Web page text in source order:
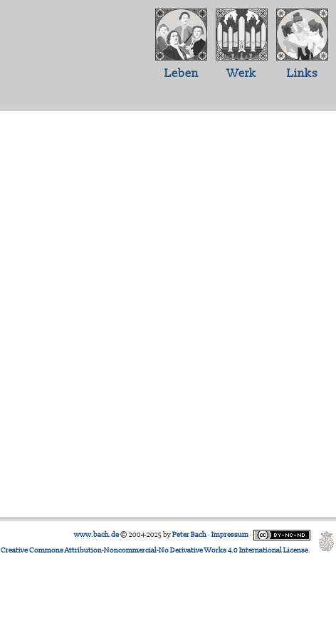
Leben Werk Links
www.bach.de© 2004-2025 byPeter Bach· Impressum·
Creative Commons Attribution-Noncommercial-No Derivative Works 4.0 International License.